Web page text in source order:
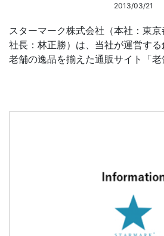
2013/03/21
スターマーク株式会社（本社：東
社長：林正勝）は、当社が運営す
老舗の逸品を揃えた通販サイト「